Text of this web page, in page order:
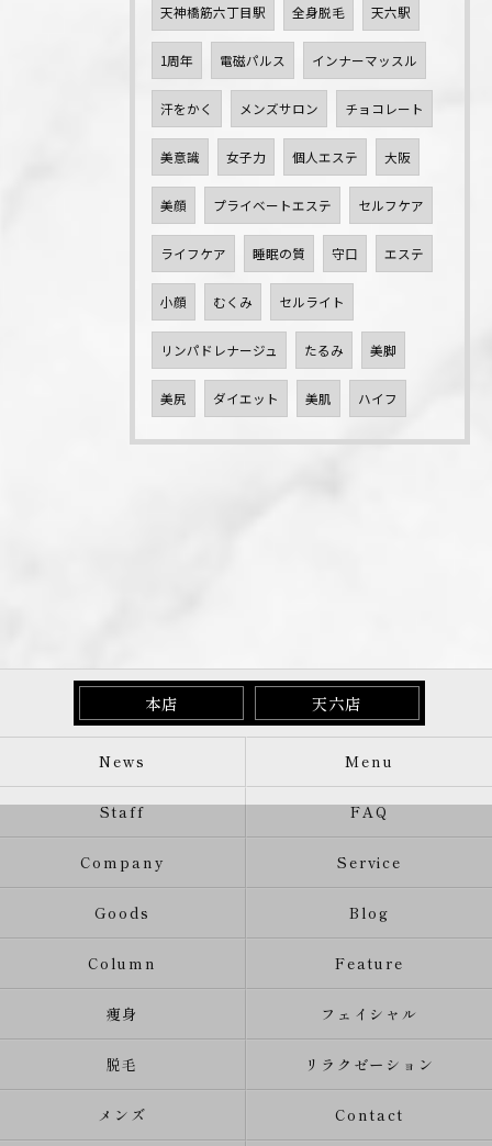
天神橋筋六丁目駅 全身脱毛 天六駅
1周年 電磁パルス インナーマッスル
汗をかく メンズサロン チョコレート
美意識 女子力 個人エステ 大阪
美顔 プライベートエステ セルフケア
ライフケア 睡眠の質 守口 エステ
小顔 むくみ セルライト
リンパドレナージュ たるみ 美脚
美尻 ダイエット 美肌 ハイフ
本店 天六店
News Menu
Staff FAQ
Company Service
Goods Blog
Column Feature
痩身 フェイシャル
脱毛 リラクゼーション
メンズ Contact